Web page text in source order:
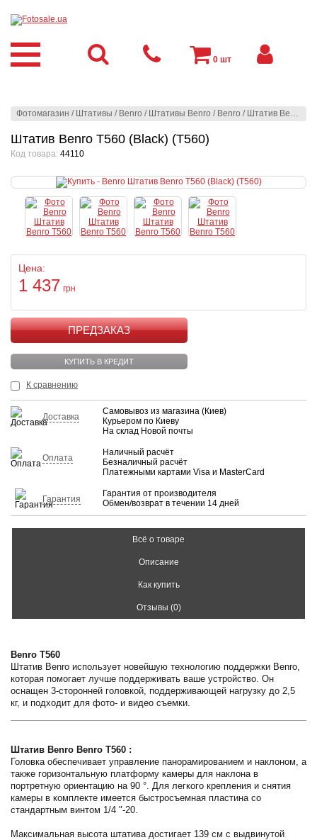
Фотомагазин / Штативы / Benro / Штативы Benro / Benro / Штатив Benro T560 (Black) (T560)
Штатив Benro T560 (Black) (T560)
Код товара: 44110
Цена:
1 437 грн
КУПИТЬ
КУПИТЬ В КРЕДИТ
К сравнению
Доставка
Самовывоз из магазина (Киев)
Курьером по Киеву
На склад Новой почты
Оплата
Наличный расчёт
Безналичный расчёт
Платежными картами Visa и MasterCard
Гарантия
Гарантия от производителя
Обмен/возврат в течении 14 дней
Всё о товаре
Описание
Как купить
Отзывы (0)
Benro T560
Штатив Benro использует новейшую технологию поддержки Benro,
которая помогает лучше поддерживать ваше устройство. Он
оснащен 3-сторонней головкой, поддерживающей нагрузку до 2,5
кг, и подходит для фото- и видео съемки.
Штатив Benro Benro T560 :
Головка обеспечивает управление панорамированием и наклоном, а
также горизонтальную платформу камеры для наклона в
портретную ориентацию на 90 °. Для легкого крепления и снятия
камеры в комплекте имеется быстросъемная пластина со
стандартным винтом 1/4 "-20.
Максимальная высота штатива достигает 139 см с выдвинутой
0 шт